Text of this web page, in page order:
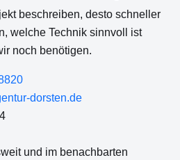
beschreiben, desto schneller
welche Technik sinnvoll ist
noch benötigen.
dorsten.de
und im benachbarten